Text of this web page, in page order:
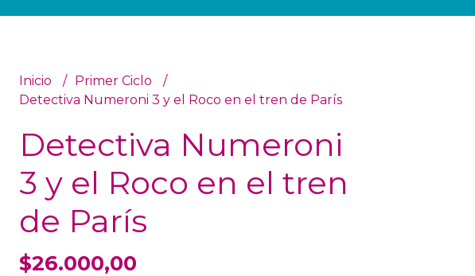
Inicio
Primer Ciclo
Detectiva Numeroni 3 y el Roco en el tren de París
Detectiva Numeroni
3 y el Roco en el tren
de París
$26.000,00